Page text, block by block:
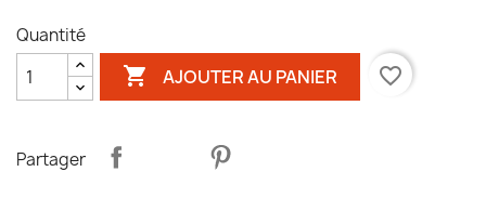
Quantité
 AJOUTER AU PANIER favorite_border
Partager